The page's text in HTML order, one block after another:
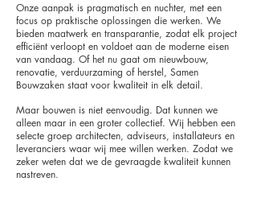
Onze aanpak is pragmatisch en nuchter, met een
focus op praktische oplossingen die werken. We
bieden maatwerk en transparantie, zodat elk project
efficiënt verloopt en voldoet aan de moderne eisen
van vandaag. Of het nu gaat om nieuwbouw,
renovatie, verduurzaming of herstel, Samen
Bouwzaken staat voor kwaliteit in elk detail.
Maar bouwen is niet eenvoudig. Dat kunnen we
alleen maar in een groter collectief. Wij hebben een
selecte groep architecten, adviseurs, installateurs en
leveranciers waar wij mee willen werken. Zodat we
zeker weten dat we de gevraagde kwaliteit kunnen
nastreven.